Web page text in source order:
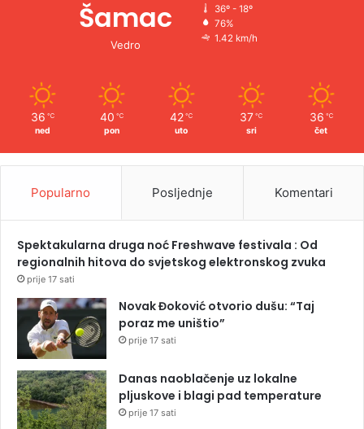
Šamac
Vedro
36º - 18º
76%
1.42 km/h
36 ℃
ned
40 ℃
pon
42 ℃
uto
37 ℃
sri
36 ℃
čet
Popularno Posljednje Komentari
Spektakularna druga noć Freshwave festivala : Od
regionalnih hitova do svjetskog elektronskog zvuka
prije 17 sati
Novak Đoković otvorio dušu: “Taj
poraz me uništio”
prije 17 sati
Danas naoblačenje uz lokalne
pljuskove i blagi pad temperature
prije 17 sati